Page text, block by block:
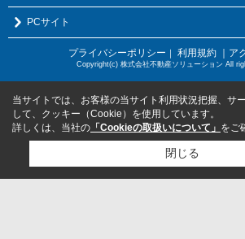
PCサイト
プライバシーポリシー 利用規約 ｜ア
Copyright(c) 株式会社不動産ソリューション All
当サイトでは、お客様の当サイト利用状況把握、サ
して、クッキー（Cookie）を使用しています。
詳しくは、当社の 「Cookieの取扱いについて」 をご
閉じる